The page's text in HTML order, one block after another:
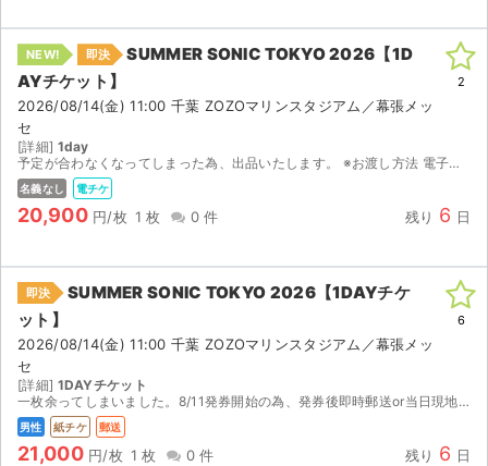
NEW! 即決
SUMMER SONIC TOKYO 2026【1D
AYチケット】
2026/08/14(金) 11:00 千葉 ZOZOマリンスタジアム／幕張メッ
セ
[詳細] 1day
予定が合わなくなってしまった為、出品いたします。 ※お渡し方法 電子チケット（イープラス）にて分配いたします。 分配可能になり次第、取引連絡にてURLをお送りします。 チケット表示され次第...
名義なし 電チケ
20,900 円/枚 1 枚 0 件 残り 6 日
2
即決
SUMMER SONIC TOKYO 2026【1DAYチケ
ット】
2026/08/14(金) 11:00 千葉 ZOZOマリンスタジアム／幕張メッ
セ
[詳細] 1DAYチケット
一枚余ってしまいました。8/11発券開始の為、発券後即時郵送or当日現地にて手渡しいたします。 迅速な対応心掛けますので、何卒宜しくお願いいたします。
男性 紙チケ 郵送
21,000 円/枚 1 枚 0 件 残り 6 日
6